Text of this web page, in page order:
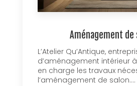
Aménagement de
L’Atelier Qu’Antique,
d’aménagement intérieur
en charge les travaux
l’aménagement de salon....